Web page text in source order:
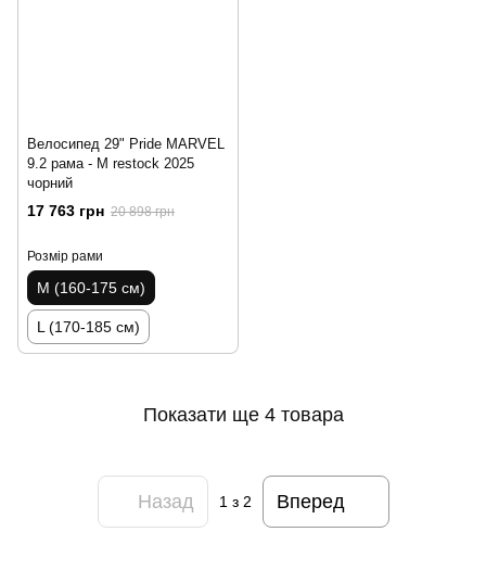
Велосипед 29" Pride MARVEL
9.2 рама - M restock 2025
чорний
17 763 грн 20 898 грн
Розмір рами
M (160-175 см)
L (170-185 см)
Показати ще 4 товара
Назад 1 з 2 Вперед